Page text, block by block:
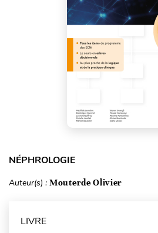
NÉPHROLOGIE
Auteur(s) : Mouterde Olivier
LIVRE